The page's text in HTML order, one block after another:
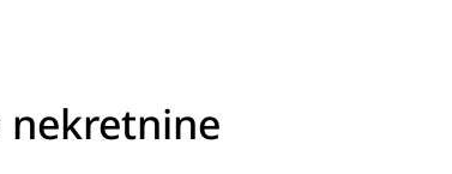
nekretnine